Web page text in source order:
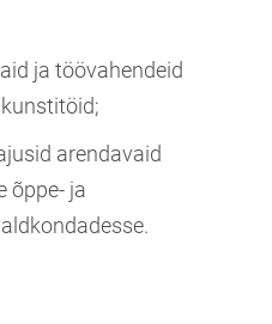
ja töövahendeid
arendavaid
õppe- ja